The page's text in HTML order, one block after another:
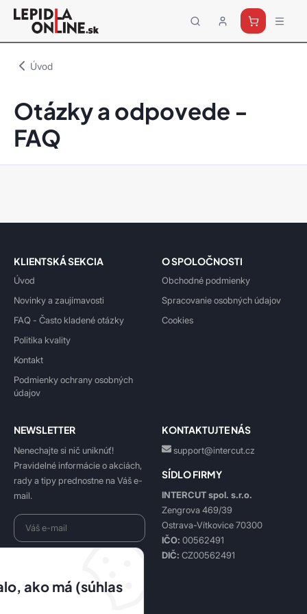
Priemyselné
lepidlá
Úvod
Otázky a odpovede -
FAQ
KLIENTSKÁ SEKCIA
Úvod
Novinky a zaujímavosti
FAQ - Často kladené otázky
Politika kvality
Kontakt
Podmienky ochrany osobných
údajov
O SPOLOČNOSTI
Obchodné podmienky
Spracovanie osobných údajov
Cookies
NEWSLETTER
Nenechajte si nič uniknúť!
Pravidelné informácie o akciách,
rady a tipy prednostne na Váš e-
mail.
Prihlásiť sa k odberu
KONTAKTUJTE NÁS
support@intercut.cz
SÍDLO FIRMY
INTERCUT spol. s.r.o.
Zengrova 469/39
Ostrava-Vítkovice 70300
IČO: 00562491
DIČ: CZ00562491
ako má (súhlas